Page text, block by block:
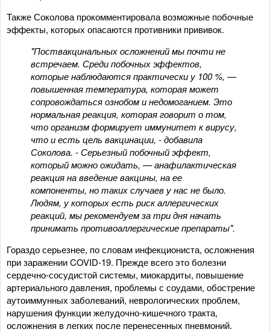
Также Соколова прокомментировала возможные побочные
эффекты, которых опасаются противники прививок.
"Поствакцинальных осложнений мы почти не
встречаем. Среди побочных эффектов,
которые наблюдаются практически у 100 %, —
повышенная температура, которая может
сопровождаться ознобом и недомоганием. Это
нормальная реакция, которая говорит о том,
что организм формирует иммунитет к вирусу,
что и есть цель вакцинации, - добавила
Соколова. - Серьезный побочный эффект,
который можно ожидать, — анафилактическая
реакция на введение вакцины, на ее
компоненты, но таких случаев у нас не было.
Людям, у которых есть риск аллергических
реакций, мы рекомендуем за три дня начать
принимать противоаллергические препараты".
Гораздо серьезнее, по словам инфекциониста, осложнения
при заражении COVID-19. Прежде всего это болезни
сердечно-сосудистой системы, миокардиты, повышение
артериального давления, проблемы с соудами, обострение
аутоиммунных заболеваний, неврологических проблем,
нарушения функции желудочно-кишечного тракта,
осложнения в легких после перенесенных пневмоний.